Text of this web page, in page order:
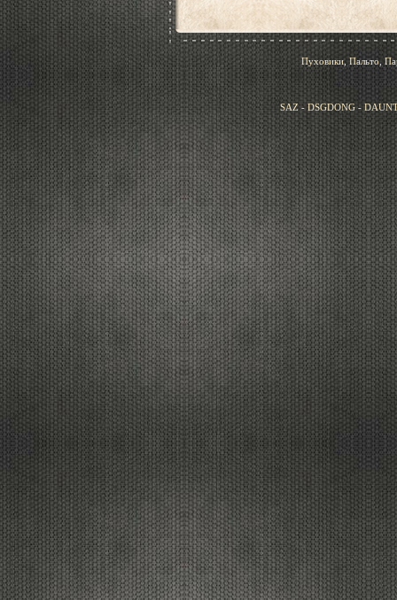
Пуховики, Пальто,
SAZ - DSGDONG -